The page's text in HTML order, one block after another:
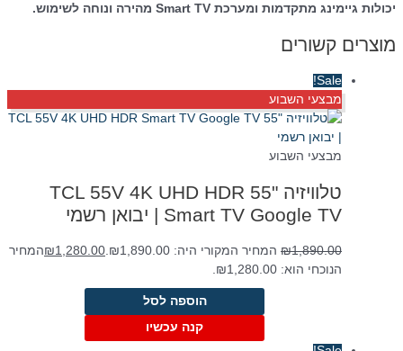
יכולות גיימינג מתקדמות ומערכת Smart TV מהירה ונוחה לשימוש.
מוצרים קשורים
Sale!
מבצעי השבוע
מבצעי השבוע
טלוויזיה "55 TCL 55V 4K UHD HDR
Smart TV Google TV | יבואן רשמי
₪1,890.00 המחיר המקורי היה: ₪1,890.00. ₪1,280.00
המחיר
הנוכחי הוא: ₪1,280.00.
הוספה לסל
קנה עכשיו